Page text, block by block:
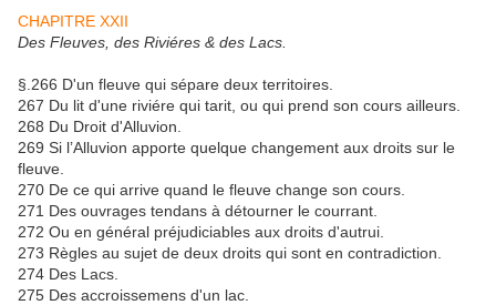
CHAPITRE XXII
Des Fleuves, des Riviéres & des Lacs.
§.266 D'un fleuve qui sépare deux territoires.
267 Du lit d'une riviére qui tarit, ou qui prend son cours ailleurs.
268 Du Droit d'Alluvion.
269 Si l’Alluvion apporte quelque changement aux droits sur le
fleuve.
270 De ce qui arrive quand le fleuve change son cours.
271 Des ouvrages tendans à détourner le courrant.
272 Ou en général préjudiciables aux droits d'autrui.
273 Règles au sujet de deux droits qui sont en contradiction.
274 Des Lacs.
275 Des accroissemens d'un lac.